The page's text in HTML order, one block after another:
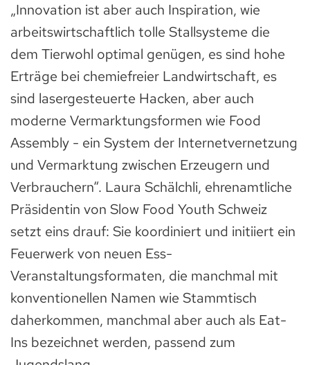
„Innovation ist aber auch Inspiration, wie
arbeitswirtschaftlich tolle Stallsysteme die
dem Tierwohl optimal genügen, es sind hohe
Erträge bei chemiefreier Landwirtschaft, es
sind lasergesteuerte Hacken, aber auch
moderne Vermarktungsformen wie Food
Assembly - ein System der Internetvernetzung
und Vermarktung zwischen Erzeugern und
Verbrauchern“. Laura Schälchli, ehrenamtliche
Präsidentin von Slow Food Youth Schweiz
setzt eins drauf: Sie koordiniert und initiiert ein
Feuerwerk von neuen Ess-
Veranstaltungsformaten, die manchmal mit
konventionellen Namen wie Stammtisch
daherkommen, manchmal aber auch als Eat-
Ins bezeichnet werden, passend zum